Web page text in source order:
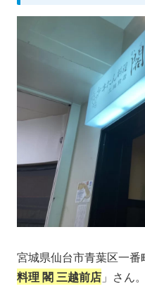
宮城県仙台市青葉区一
料理 閣 三越前店 」さん。